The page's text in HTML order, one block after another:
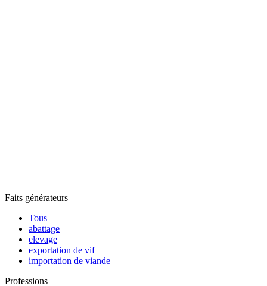
Faits générateurs
Tous
abattage
elevage
exportation de vif
importation de viande
Professions